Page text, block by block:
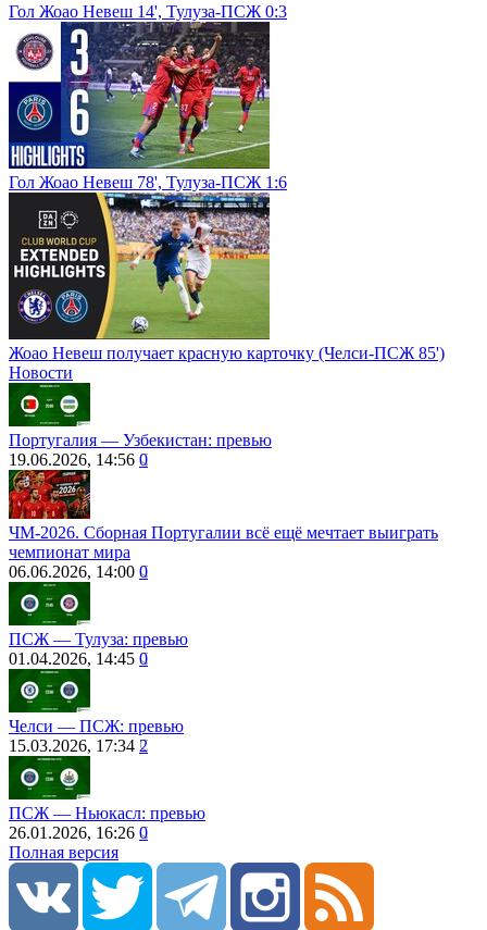
Гол Жоао Невеш 14', Тулуза-ПСЖ 0:3
Гол Жоао Невеш 78', Тулуза-ПСЖ 1:6
Жоао Невеш получает красную карточку (Челси-ПСЖ 85')
Новости
Португалия ― Узбекистан: превью
19.06.2026, 14:56 0
ЧМ-2026. Сборная Португалии всё ещё мечтает выиграть
чемпионат мира
06.06.2026, 14:00 0
ПСЖ ― Тулуза: превью
01.04.2026, 14:45 0
Челси ― ПСЖ: превью
15.03.2026, 17:34 2
ПСЖ ― Ньюкасл: превью
26.01.2026, 16:26 0
Полная версия